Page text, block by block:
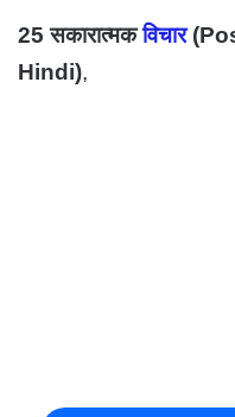
25 सकारात्मकविचार
Hindi),